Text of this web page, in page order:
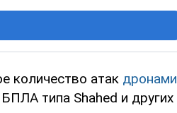
количество атак дронами
типа Shahed и других